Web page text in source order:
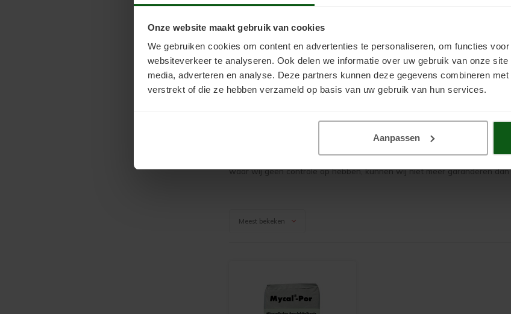
Onze website maakt gebruik van cookies
We gebruiken cookies om content en advertenties te personaliseren, om functies
websiteverkeer te analyseren. Ook delen we informatie over uw gebruik van onze
media, adverteren en analyse. Deze partners kunnen deze gegevens combineren
verstrekt of die ze hebben verzameld op basis van uw gebruik van hun services.
Aanpassen
Ogen tegen spetters beschermen en de verf buiten bereik van
Volg altijd de Technische Info
* De droogtijd is altijd afhankelijk van de temperatuur, luchtvochtigheid,
temperaturen kunnen de droging negatief beïnvloeden.
Voor vragen over welk Keim product te gebruiken en hoe het aan te
Wij behouden ons het recht voor gegevens zonder voorafgaande
laboratoriumtesten en praktijkervaringen en is naar beste weten
waar wij geen controle op hebben, kunnen wij niet meer garanderen
Meest bekeken